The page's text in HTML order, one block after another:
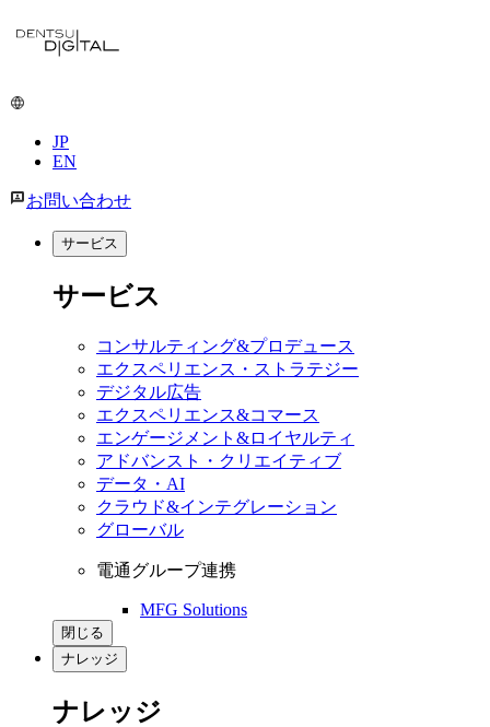
メ
コ
ツ
JP
EN
お問い合わせ
サービス
サービス
コンサルティング&プロデュース
エクスペリエンス・ストラテジー
デジタル広告
エクスペリエンス&コマース
エンゲージメント&ロイヤルティ
アドバンスト・クリエイティブ
データ・AI
クラウド&インテグレーション
グローバル
電通グループ連携
MFG Solutions
閉じる
ナレッジ
ナレッジ